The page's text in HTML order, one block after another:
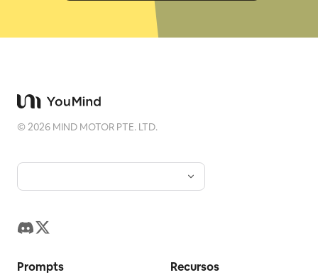
©2026 MIND MOTOR PTE. LTD.
Prompts Recursos